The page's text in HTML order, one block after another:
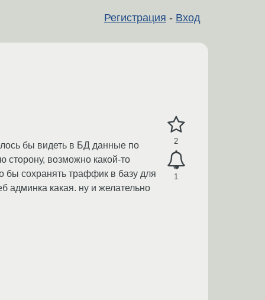
Регистрация - Вход
2
1
бы видеть в БД данные по
сторону, возможно какой-то
бы сохранять траффик в базу для
админка какая. ну и желательно